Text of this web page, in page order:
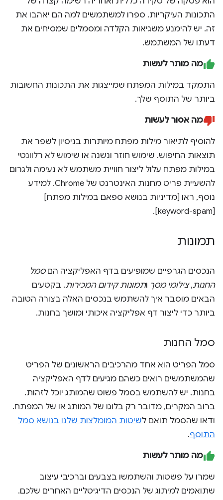
התכונות העיקריות. ספרו למשתמשים למה הם יאהבו את
זה. יש להימנע משגיאות הקלדה ומסמלים שמסיחים את
דעתו של המשתמש.
מה מותר לעשות
התמקד במילות המפתח שמייצגות את התכונות החשובות
ביותר של התוסף שלך.
מה אסור לעשות
להוסיף לתיאור מילות מפתח מיותרות בניסיון לשפר את
תוצאות החיפוש. שימוש חוזר ונשנה או שימוש לא רלוונטי
במילות מפתח עלול ליצור חוויית משתמש לא נעימה ולגרום
להשעיית פריט מחנות האינטרנט של Chrome. למידע
נוסף, ראו [מדיניות בנושא ספאם במילות מפתח]
[keyword-spam].
תמונות
הנכסים הגרפיים שמופיעים בדף האפליקציה הםסמל
החנות,צילומי מסך ותמונות קידום המכירות. בקטעים
הבאים מוסבר איך להשתמש בנכסים האלה בצורה הטובה
ביותר כדי ליצור דף אפליקציה איכותי ומושך בחנות.
סמל החנות
סמל הפריט הוא אחד מהרכיבים הראשונים של הפריט
שהמשתמשים רואים כשהם מגיעים לדף האפליקציה
בחנות. יש להשתמש בסמל פשוט שהמותג יוכל לזהות.
ברוב המקרים, מדובר רק בלוגו של המותג או של המפתח.
ודאו שהסמל תואם לשיטות המומלצות שלנו בנושא סמל
התוסף.
מה מותר לעשות
שמרו על פשטות והשתמשו בצבעים וברכיבי עיצוב
שתואמים למיתוג של הנכסים הדיגיטליים האחרים שלכם.